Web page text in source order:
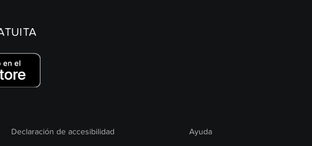
Declaración de accesibilidad Ayuda